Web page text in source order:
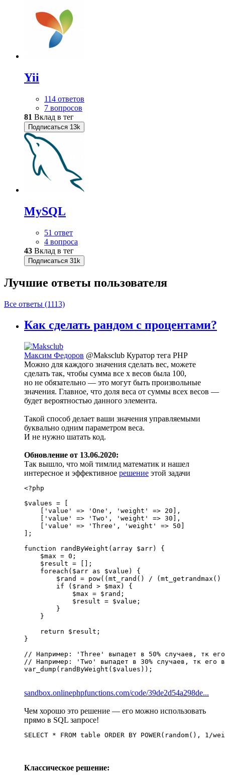
Yii
114 ответов
7 вопросов
81 Вклад в тег
Подписаться 13k
MySQL
51 ответ
4 вопроса
43 Вклад в тег
Подписаться 31k
Лучшие ответы пользователя
Все ответы (1113)
Как сделать рандом с процентами?
Максим Федоров @Maksclub Куратор тега PHP
Можно для каждого значения сделать вес, можете
сделать так, чтобы сумма все х весов была 100,
но не обязательно — это могут быть произвольные
значения. Главное, что доля веса от суммы всех весов —
будет вероятностью данного элемента.
Такой способ делает ваши значения управляемыми
буквально одним параметром веса.
И не нужно шатать код.
Обновление от 13.06.2020:
Так вышло, что мой тимлид математик и нашел
интересное и эффективное решение этой задачи
<?php
$values = [
    ['value' => 'One', 'weight' => 20],
    ['value' => 'Two', 'weight' => 30],
    ['value' => 'Three', 'weight' => 50]
];
function randByWeight(array $arr) {
    $max = 0;
    $result = [];
    foreach($arr as $value) {
$rand = pow((mt_rand() / (mt_getrandmax()
        if ($rand > $max) {
            $max = $rand;
            $result = $value;
        }
    }
    return $result;
}
// Например: 'Three' выпадет в 50% случаев, тк
// Например: 'Two' выпадет в 30% случаев, тк его
var_dump(randByWeight($values));
sandbox.onlinephpfunctions.com/code/39de2d54a298de...
Чем хорошо это решение — его можно использовать
прямо в SQL запросе!
SELECT * FROM table ORDER BY POWER(random(), 1/
Классическое решение: